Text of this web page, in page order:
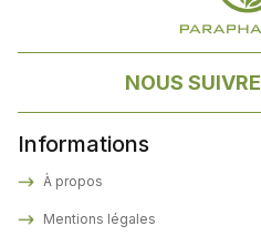
NOUS SUIVRE
Informations
À propos
Mentions légales